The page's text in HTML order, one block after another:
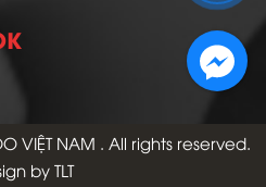
VIỆT NAM . All rights reserved.
by TLT